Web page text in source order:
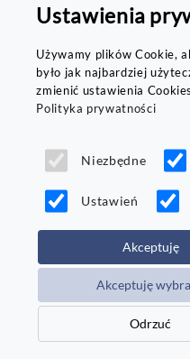
Opony całoroczne
Opony Zimowe
Opony zimowe
Opony
Ustawienia
Używamy plików Cookie,
było jak najbardziej
zmienić ustawienia
Polityka prywatności
Niezbędne
Ustawień
Akceptuję
Akceptuję
Odrzuć